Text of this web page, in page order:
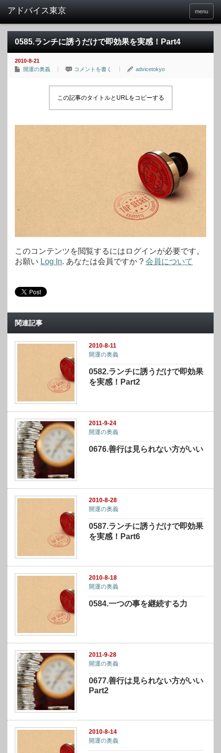
menu
0585.ランチに誘うだけで即効果を実感！Part4
2010-8-21
開運の奥義
コメントを書く advicetokyo
この記事のタイトルとURLをコピーする
このコンテンツを閲覧するにはログインが必要です。
お願い Log In. あなたは会員ですか ? 会員について
関連記事
2010-8-11
開運の奥義
0582.ランチに誘うだけで即効果
を実感！Part2
2011-9-24
開運の奥義
0676.善行は見られない方がいい
2010-8-28
開運の奥義
0587.ランチに誘うだけで即効果
を実感！Part6
2010-8-18
開運の奥義
0584.一つの事を継続する力
2011-9-28
開運の奥義
0677.善行は見られない方がいい
Part2
2010-8-14
開運の奥義